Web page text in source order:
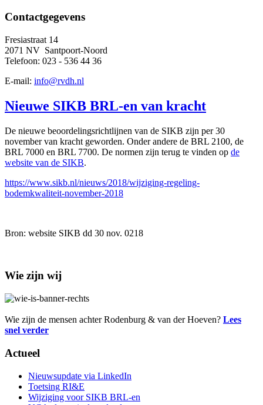
Contactgegevens
Fresiastraat 14
2071 NV Santpoort-Noord
Telefoon: 023 - 536 44 36
E-mail: info@rvdh.nl
Nieuwe SIKB BRL-en van kracht
De nieuwe beoordelingsrichtlijnen van de SIKB zijn per 30
november van kracht geworden. Onder andere de BRL 2100, de
BRL 7000 en BRL 7700. De normen zijn terug te vinden op de
website van de SIKB.
https://www.sikb.nl/nieuws/2018/wijziging-regeling-
bodemkwaliteit-november-2018
Bron: website SIKB dd 30 nov. 0218
Wie zijn wij
Wie zijn de mensen achter Rodenburg & van der Hoeven? Lees
snel verder
Actueel
Nieuwsupdate via LinkedIn
Toetsing RI&E
Wijziging voor SIKB BRL-en